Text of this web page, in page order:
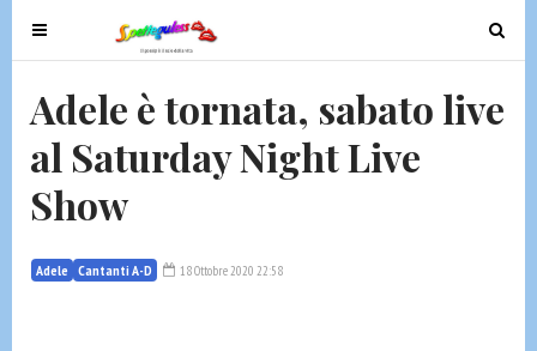
T
o
g
e
n
v
i
T
o
g
Adele è tornata, sabato live
al Saturday Night Live
Show
Adele Cantanti A-D 18 Ottobre 2020 22:58